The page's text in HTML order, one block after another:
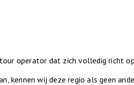
operator dat zich volledig richt
kennen wij deze regio als geen